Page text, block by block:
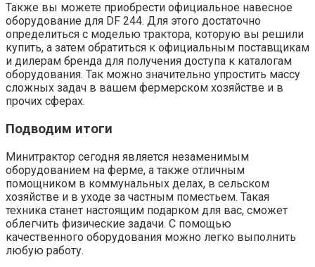
Также вы можете приобрести официальное навесное
оборудование для DF 244. Для этого достаточно
определиться с моделью трактора, которую вы решили
купить, а затем обратиться к официальным поставщикам
и дилерам бренда для получения доступа к каталогам
оборудования. Так можно значительно упростить массу
сложных задач в вашем фермерском хозяйстве и в
прочих сферах.
Подводим итоги
Минитрактор сегодня является незаменимым
оборудованием на ферме, а также отличным
помощником в коммунальных делах, в сельском
хозяйстве и в уходе за частным поместьем. Такая
техника станет настоящим подарком для вас, сможет
облегчить физические задачи. С помощью
качественного оборудования можно легко выполнить
любую работу.